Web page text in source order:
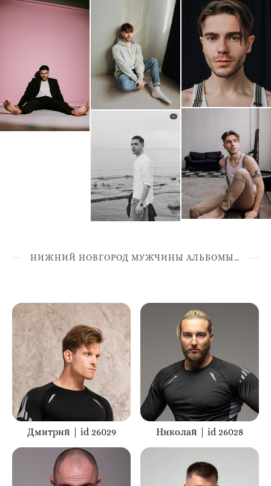
НИЖНИЙ НОВГОРОД МУЖЧИНЫ АЛЬБОМЫ ID 26****
Дмитрий | id 26029 Николай | id 26028